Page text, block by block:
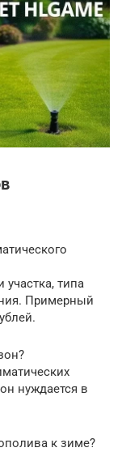
типа
Примерный
нуждается в
к зиме?